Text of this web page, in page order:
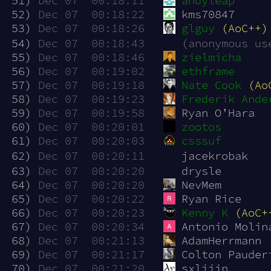
52)
Dec 07  00:18:22
kms70847
53)
Dec 07  00:18:26 glguy
(AoC++)
54)
Dec 07  00:18:43
(anonymous
55)
Dec 07  00:18:46
zielmicha
56)
Dec 07  00:19:02
ethframe
57)
Dec 07  00:19:18 Nate Cook
58)
Dec 07  00:19:23
Frederik
59)
Dec 07  00:19:58
Ryan O’Hara
60)
Dec 07  00:20:01
zootos
61)
Dec 07  00:20:03
csssuf
62)
Dec 07  00:20:11
jacekrobak
63)
Dec 07  00:20:20
drysle
64)
Dec 07  00:20:20
NevMem
65)
Dec 07  00:20:22
Ryan Rice
66)
Dec 07  00:20:23 Kenny K
67)
Dec 07  00:20:34
Antonio
68)
Dec 07  00:21:13
AdamHerrmann
69)
Dec 07  00:21:17
Colton
70)
Dec 07  00:21:20
sxlijin